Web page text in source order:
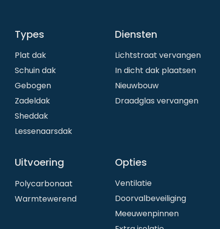
Types
Plat dak
Schuin dak
Gebogen
Zadeldak
Sheddak
Lessenaarsdak
Diensten
Lichtstraat vervangen
In dicht dak plaatsen
Nieuwbouw
Draadglas vervangen
Uitvoering
Polycarbonaat
Warmtewerend
Opties
Ventilatie
Doorvalbeveiliging
Meeuwenpinnen